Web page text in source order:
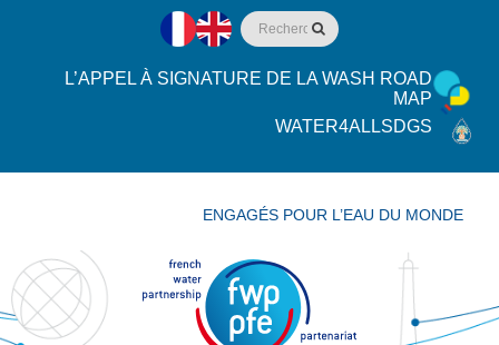
L’APPEL À SIGNATURE DE LA WASH ROAD
MAP
WATER4ALLSDGS
ENGAGÉS POUR L’EAU DU MONDE